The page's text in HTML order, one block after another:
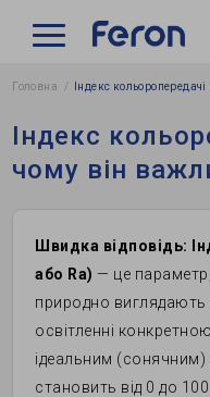
Головна Індекс
Індекс
чому він
Швидка відповідь:
або Ra) — це
природно виглядають
освітленні
ідеальним
становить від 0 до